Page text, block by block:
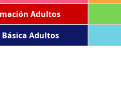
Adultos
Básica Adultos